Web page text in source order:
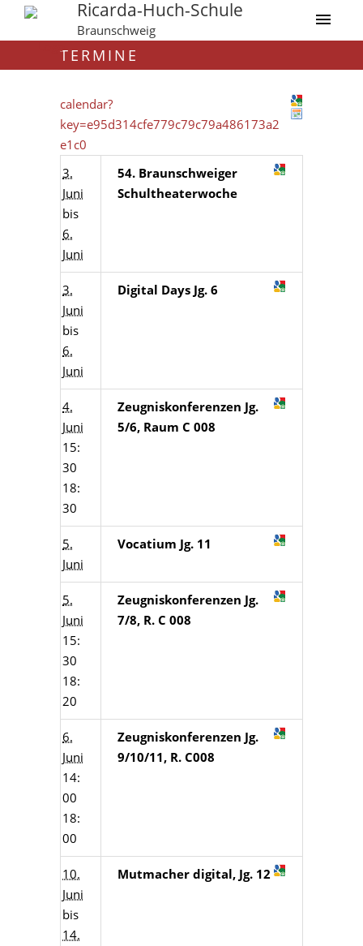
Ricarda-Huch-Schule
Braunschweig
TERMINE
calendar?
key=e95d314cfe779c79c79a486173a2
e1c0
3.
Juni
bis
6.
Juni
54. Braunschweiger
Schultheaterwoche
3.
Juni
bis
6.
Juni
Digital Days Jg. 6
4.
Juni
15:
30
18:
30
Zeugniskonferenzen Jg.
5/6, Raum C 008
5.
Juni
Vocatium Jg. 11
5.
Juni
15:
30
18:
20
Zeugniskonferenzen Jg.
7/8, R. C 008
6.
Juni
14:
00
18:
00
Zeugniskonferenzen Jg.
9/10/11, R. C008
10.
Juni
bis
14.
Mutmacher digital, Jg. 12